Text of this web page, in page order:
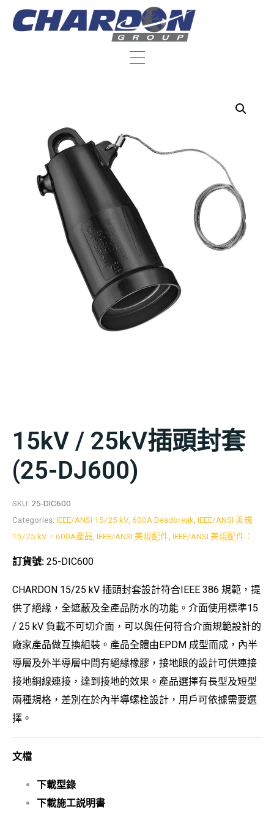
15kV / 25kV插頭封套
(25-DJ600)
SKU: 25-DIC600
Categories: IEEE/ANSI 15/25 kV, 600A Deadbreak IEEE/ANSI 美規
15/25 kV，600A產品 IEEE/ANSI 美規配件 IEEE/ANSI 美規配件：
訂貨號: 25-DIC600
CHARDON 15/25 kV 插頭封套設計符合IEEE 386 規範，提
供了絕緣，全遮蔽及全產品防水的功能。介面使用標準15
/ 25 kV 負載不可切介面，可以與任何符合介面規範設計的
廠家產品做互換組裝。產品全體由EPDM 成型而成，內半
導層及外半導層中間有絕緣橡膠，接地眼的設計可供連接
接地銅線連接，達到接地的效果。產品選擇有長型及短型
兩種規格，差別在於內半導螺栓設計，用戶可依據需要選
擇。
文檔
下載型錄
下載施工説明書